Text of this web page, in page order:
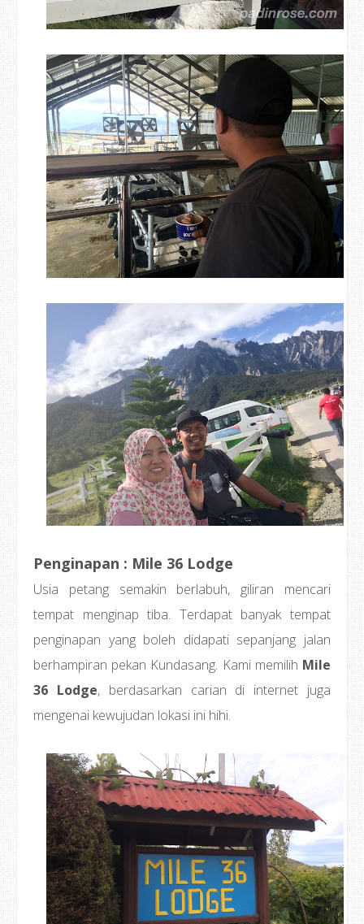
Penginapan : Mile 36 Lodge
Usia petang semakin berlabuh, giliran mencari
tempat menginap tiba. Terdapat banyak tempat
penginapan yang boleh didapati sepanjang jalan
berhampiran pekan Kundasang. Kami memilih Mile
36 Lodge, berdasarkan carian di internet juga
mengenai kewujudan lokasi ini hihi.